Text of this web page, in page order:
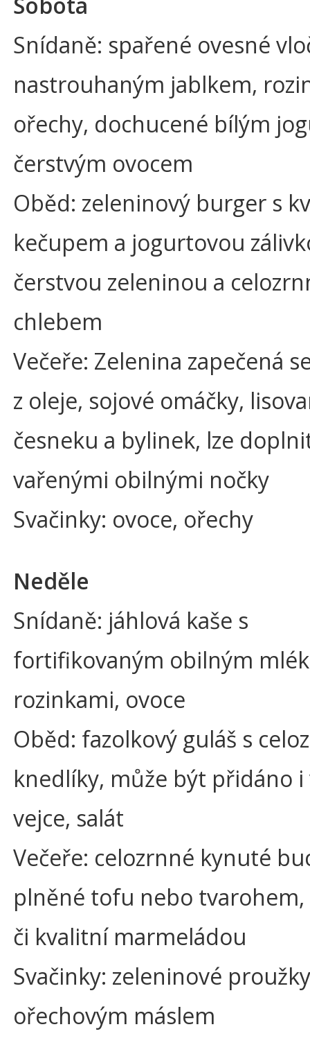
Snídaně: spařené ovesné
nastrouhaným jablkem,
ořechy, dochucené bílým
čerstvým ovocem
Oběd: zeleninový burger s
kečupem a jogurtovou
čerstvou zeleninou a
chlebem
Večeře: Zelenina zapečená
z oleje, sojové omáčky,
česneku a bylinek, lze
vařenými obilnými nočky
Svačinky: ovoce, ořechy
Neděle
Snídaně: jáhlová kaše s
fortifikovaným obilným
rozinkami, ovoce
Oběd: fazolkový guláš s
knedlíky, může být přidáno i
vejce, salát
Večeře: celozrnné kynuté
plněné tofu nebo
či kvalitní marmeládou
Svačinky: zeleninové
ořechovým máslem